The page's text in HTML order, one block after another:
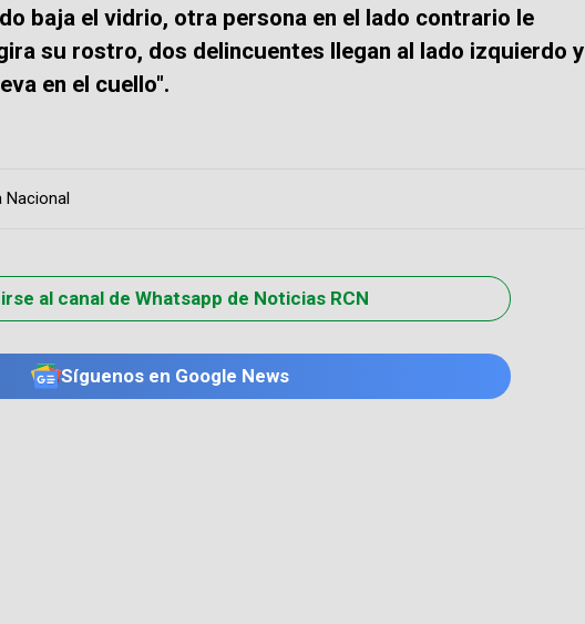
baja el vidrio, otra persona en el lado contrario le
su rostro, dos delincuentes llegan al lado izquierdo y
en el cuello".
Nacional
al canal de Whatsapp de Noticias RCN
Síguenos en Google News